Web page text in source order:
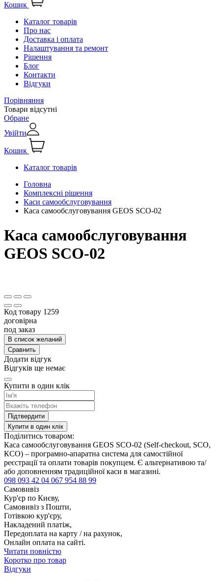
Кошик
Каталог товарів
Про нас
Доставка і оплата
Налаштування та ремонт
Рішення
Блог
Контакти
Відгуки
Порівняння
Товари відсутні
Обране
Увійти
Кошик
Каталог товарів
Головна
Комплексні рішення
Каси самообслуговування
Каса самообслуговування GEOS SCO-02
Каса самообслуговування
GEOS SCO-02
Код товару 1259
договірна
под заказ
В список желаний
Сравнить
Додати відгук
Відгуків ще немає
Купити в один клік
Підтвердити
Купити в один клік
Поділитись товаром:
Каса самообслуговування GEOS SCO-02 (Self-checkout, SCO,
КСО) – програмно-апаратна система для самостійної
реєстрації та оплати товарів покупцем. Є альтернативою та/
або доповненням традиційної каси в магазині.
098 093 42 04 067 954 88 99
Самовивіз
Кур'єр по Києву,
Самовивіз з Пошти,
Готівкою кур'єру,
Накладений платіж,
Передоплата на карту / на рахунок,
Онлайн оплата на сайті.
Читати повністю
Коротко про товар
Відгуки